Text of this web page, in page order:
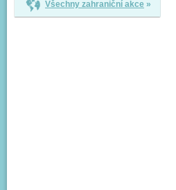
Všechny zahraniční akce »